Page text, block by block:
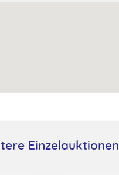
Einzelauktionen